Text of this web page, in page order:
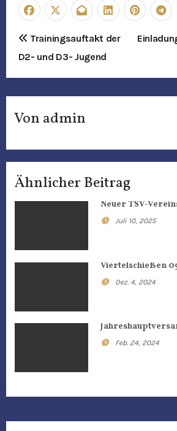
B
e
i
t
a
g
a
i
a
t
i
Trainingsauftakt der
D2- und D3- Jugend
Von admin
Ähnlicher Beitrag
Neuer TSV-
Juli 10, 2025
Viertelschießen
Dez. 4, 2024
Feb. 24, 2024